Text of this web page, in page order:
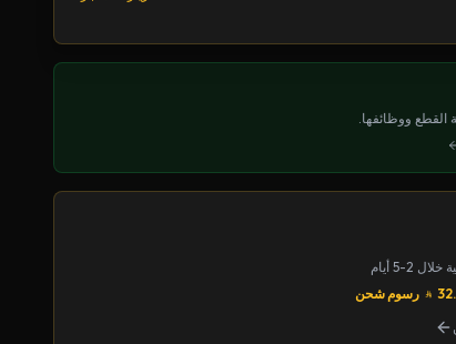
ووظائفها.
2-5 أيام
رسوم شحن